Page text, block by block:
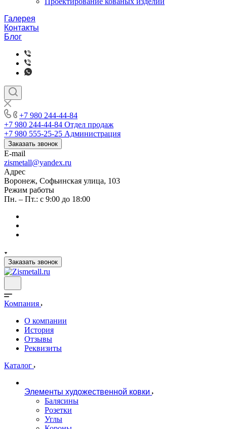
Галерея
Контакты
Блог
+7 980 244-44-84
+7 980 244-44-84 Отдел продаж
+7 980 555-25-25 Администрация
Заказать звонок
E-mail
zismetall@yandex.ru
Адрес
Воронеж, Софьинская улица, 103
Режим работы
Пн. – Пт.: с 9:00 до 18:00
Заказать звонок
Компания
О компании
История
Отзывы
Реквизиты
Каталог
Элементы художественной ковки
Балясины
Розетки
Углы